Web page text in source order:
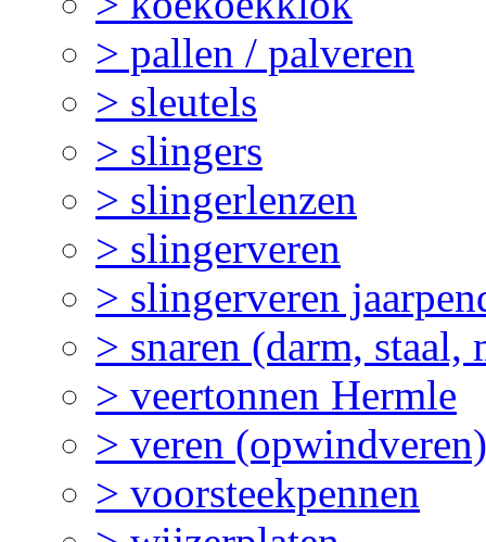
> pallen / palveren
> sleutels
> slingers
> slingerlenzen
> slingerveren
> slingerveren
> snaren (darm, staal,
> veertonnen Hermle
> veren (opwindveren)
> voorsteekpennen